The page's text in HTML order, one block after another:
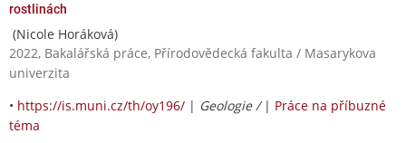
rostlinách
(Nicole Horáková)
2022, Bakalářská práce, Přírodovědecká fakulta / Masarykova
univerzita
• https://is.muni.cz/th/oy196/ | Geologie / | Práce na příbuzné
téma